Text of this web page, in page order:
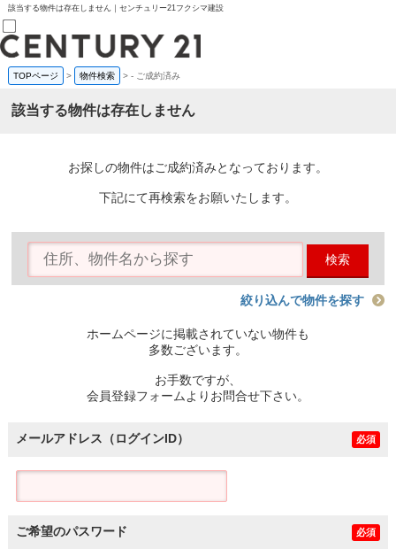
該当する物件は存在しません｜センチュリー21フクシマ建設
売買部
0120-800-844
賃貸部
会員メニュー
物件を探す
購入TOP
条件から探す
住宅ローン控除シミュレータ
TOPページ > 物件検索 >- ご成約済み
該当する物件は存在しません
お探しの物件はご成約済みとなっております。
下記にて再検索をお願いたします。
検索
絞り込んで物件を探す
ホームページに掲載されていない物件も
多数ございます。
お手数ですが、
会員登録フォームよりお問合せ下さい。
メールアドレス（ログインID） 必須
ご希望のパスワード 必須